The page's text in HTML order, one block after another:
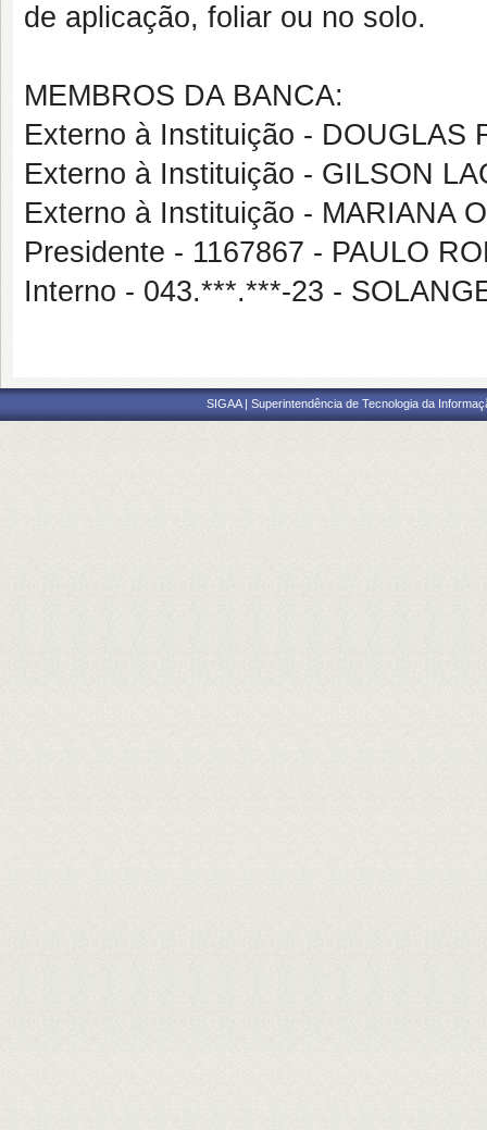
de aplicação, foliar ou no solo.
MEMBROS DA BANCA:
Externo à Instituição - DOUGLAS
Externo à Instituição - GILSON
Externo à Instituição - MARIANA
Presidente - 1167867 - PAULO
Interno - 043.***.***-23 -
SIGAA | Superintendência de Tecnologia da